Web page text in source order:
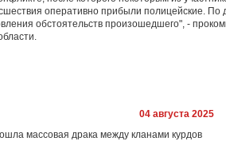
оперативно прибыли полицейские. По
обстоятельств произошедшего", -
04 августа 2025
массовая драка между кланами курдов